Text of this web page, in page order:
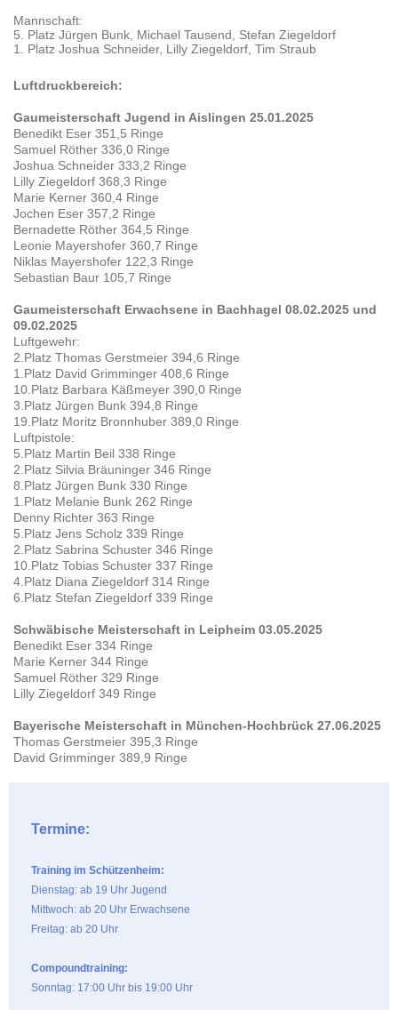
Mannschaft:
5. Platz Jürgen Bunk, Michael Tausend, Stefan Ziegeldorf
1. Platz Joshua Schneider, Lilly Ziegeldorf, Tim Straub
Luftdruckbereich:
Gaumeisterschaft Jugend in Aislingen 25.01.2025
Benedikt Eser 351,5 Ringe
Samuel Röther 336,0 Ringe
Joshua Schneider 333,2 Ringe
Lilly Ziegeldorf 368,3 Ringe
Marie Kerner 360,4 Ringe
Jochen Eser 357,2 Ringe
Bernadette Röther 364,5 Ringe
Leonie Mayershofer 360,7 Ringe
Niklas Mayershofer 122,3 Ringe
Sebastian Baur 105,7 Ringe
Gaumeisterschaft Erwachsene in Bachhagel 08.02.2025 und
09.02.2025
Luftgewehr:
2.Platz Thomas Gerstmeier 394,6 Ringe
1.Platz David Grimminger 408,6 Ringe
10.Platz Barbara Käßmeyer 390,0 Ringe
3.Platz Jürgen Bunk 394,8 Ringe
19.Platz Moritz Bronnhuber 389,0 Ringe
Luftpistole:
5.Platz Martin Beil 338 Ringe
2.Platz Silvia Bräuninger 346 Ringe
8.Platz Jürgen Bunk 330 Ringe
1.Platz Melanie Bunk 262 Ringe
Denny Richter 363 Ringe
5.Platz Jens Scholz 339 Ringe
2.Platz Sabrina Schuster 346 Ringe
10.Platz Tobias Schuster 337 Ringe
4.Platz Diana Ziegeldorf 314 Ringe
6.Platz Stefan Ziegeldorf 339 Ringe
Schwäbische Meisterschaft in Leipheim 03.05.2025
Benedikt Eser 334 Ringe
Marie Kerner 344 Ringe
Samuel Röther 329 Ringe
Lilly Ziegeldorf 349 Ringe
Bayerische Meisterschaft in München-Hochbrück 27.06.2025
Thomas Gerstmeier 395,3 Ringe
David Grimminger 389,9 Ringe
Termine:
Training im Schützenheim:
Dienstag: ab 19 Uhr Jugend
Mittwoch: ab 20 Uhr Erwachsene
Freitag: ab 20 Uhr
Compoundtraining:
Sonntag: 17:00 Uhr bis 19:00 Uhr